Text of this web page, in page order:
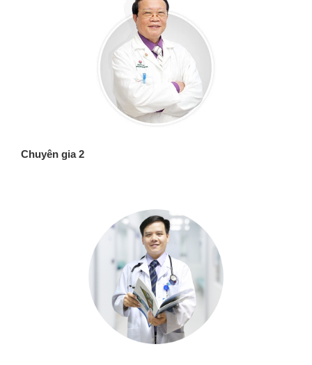
Chuyên gia 2